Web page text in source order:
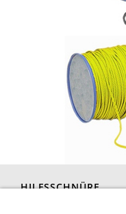
HILFSSCHNÜRE